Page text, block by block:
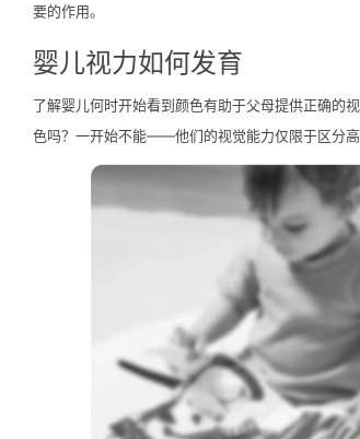
要的作用。
婴儿视力如何发育
了解婴儿何时开始看到颜色有助于父母提供正确的
色吗？一开始不能——他们的视觉能力仅限于区分高